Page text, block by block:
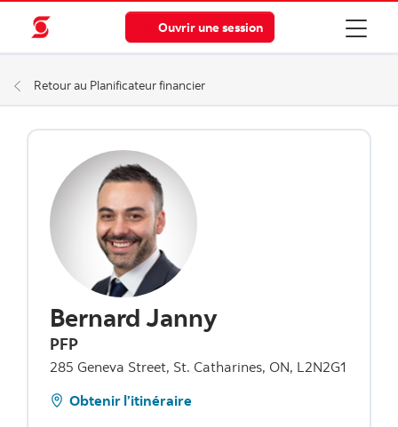
Ouvrir une session
Retour au Planificateur financier
Bernard Janny
PFP
285 Geneva Street, St. Catharines, ON, L2N2G1
Obtenir l’itinéraire